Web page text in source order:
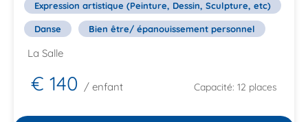
Expression artistique (Peinture, Dessin, Sculpture, etc)
Danse Bien être/ épanouissement personnel
La Salle
€ 140 / enfant Capacité: 12 places